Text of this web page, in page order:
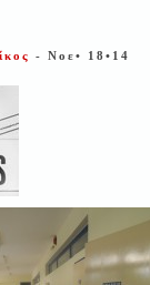
- Νοε• 18•14